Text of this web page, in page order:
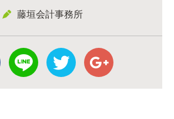
藤垣会計事務所